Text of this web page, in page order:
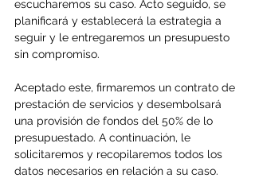
escucharemos su caso. Acto seguido, se
planificará y establecerá la estrategia a
seguir y le entregaremos un presupuesto
sin compromiso.
Aceptado este, firmaremos un contrato de
prestación de servicios y desembolsará
una provisión de fondos del 50% de lo
presupuestado. A continuación, le
solicitaremos y recopilaremos todos los
datos necesarios en relación a su caso.